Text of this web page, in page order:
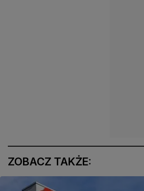
ZOBACZ TAKŻE: